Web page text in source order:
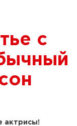
с
актрисы!